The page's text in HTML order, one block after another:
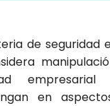
de seguridad
en